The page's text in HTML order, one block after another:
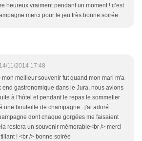
heureux vraiment pendant un moment ! c’est
merci pour le jeu très bonne soirée
14/11/2014 17:48
mon meilleur souvenir fut quand mon mari m'a
end gastronomique dans le Jura, nous avions
à l'hôtel et pendant le repas le sommelier
une bouteille de champagne : j'ai adoré
dont chaque gorgées me faisaient
restera un souvenir mémorable<br /> merci
! <br /> bonne soirée